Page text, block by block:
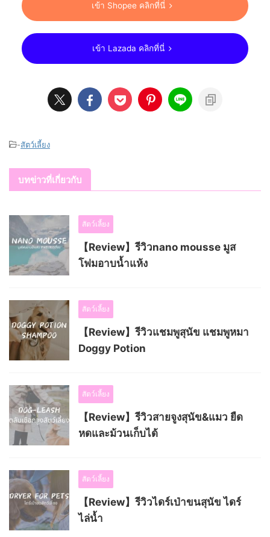
เข้า Shopee คลิกที่นี่
เข้า Lazada คลิกที่นี่
-สัตว์เลี้ยง
บทข่าวที่เกี่ยวกับ
สัตว์เลี้ยง
【Review】รีวิวnano mousse มูส
โฟมอาบน้ำแห้ง
สัตว์เลี้ยง
【Review】รีวิวแชมพูสุนัข แชมพูหมา
Doggy Potion
สัตว์เลี้ยง
【Review】รีวิวสายจูงสุนัข&แมว ยืด
หดและม้วนเก็บได้
สัตว์เลี้ยง
【Review】รีวิวไดร์เป่าขนสุนัข ไดร์
ไล่น้ำ